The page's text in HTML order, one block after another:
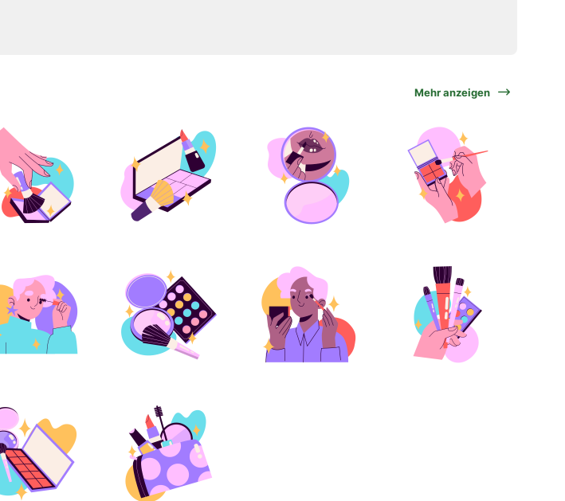
Mehr anzeigen